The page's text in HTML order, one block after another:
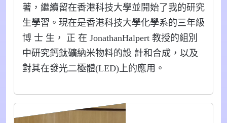
著，繼續留在香港科技大學並開始了我的研究
生學習。現在是香港科技大學化學系的三年級
博 士 生， 正 在 JonathanHalpert 教授的組別
中研究鈣鈦礦納米物料的設 計和合成，以及
對其在發光二極體(LED)上的應用。